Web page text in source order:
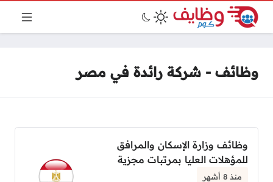
وظائف - شركة رائدة في مصر
وظائف وزارة الإسكان والمرافق
للمؤهلات العليا بمرتبات مجزية
منذ 8 أشهر